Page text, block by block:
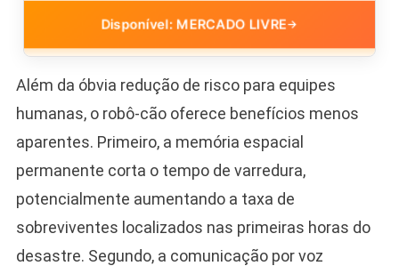
Disponível: MERCADO LIVRE→
Além da óbvia redução de risco para equipes
humanas, o robô-cão oferece benefícios menos
aparentes. Primeiro, a memória espacial
permanente corta o tempo de varredura,
potencialmente aumentando a taxa de
sobreviventes localizados nas primeiras horas do
desastre. Segundo, a comunicação por voz